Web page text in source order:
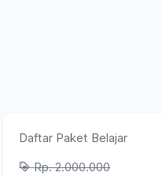
Daftar Paket Belajar
Rp. 2.000.000